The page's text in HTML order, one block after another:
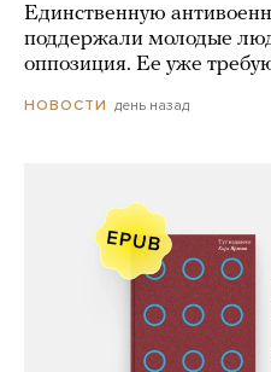
Единственную
поддержали молодые
оппозиция. Ее уже
НОВОСТИ день назад